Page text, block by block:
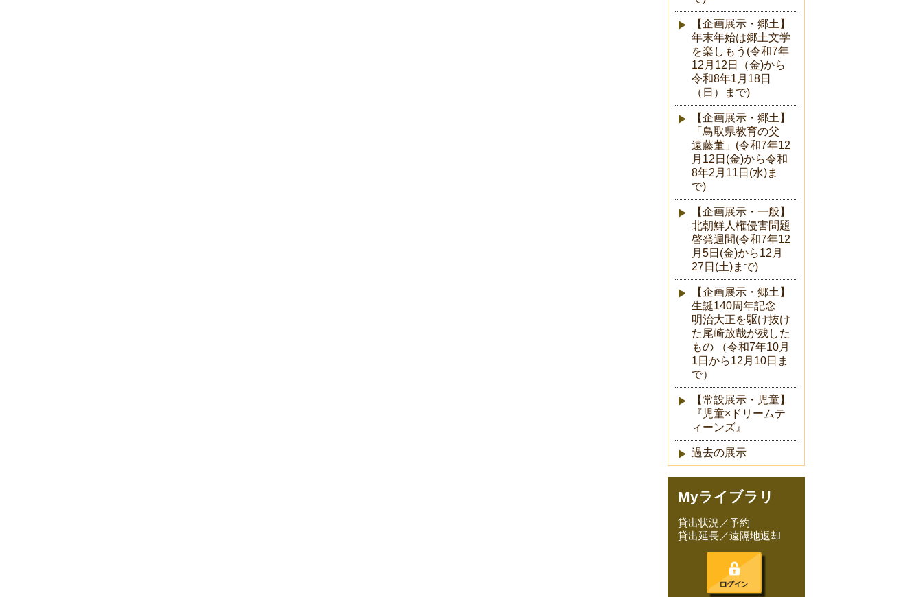
【企画展示・郷土】
年末年始は郷土文学
を楽しもう(令和7年
12月12日（金)から
令和8年1月18日
（日）まで)
【企画展示・郷土】
「鳥取県教育の父
遠藤董」(令和7年12
月12日(金)から令和
8年2月11日(水)ま
で)
【企画展示・一般】
北朝鮮人権侵害問題
啓発週間(令和7年12
月5日(金)から12月
27日(土)まで)
【企画展示・郷土】
生誕140周年記念
明治大正を駆け抜け
た尾崎放哉が残した
もの （令和7年10月
1日から12月10日ま
で）
【常設展示・児童】
『児童×ドリームテ
ィーンズ』
過去の展示
Myライブラリ
貸出状況／予約
貸出延長／遠隔地返却